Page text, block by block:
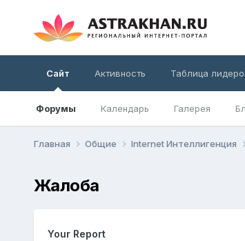
Сайт
Форумы Календарь Галерея
Активность Таблица
Главная Общие Internet Интеллигенция
Жалоба
Your Report